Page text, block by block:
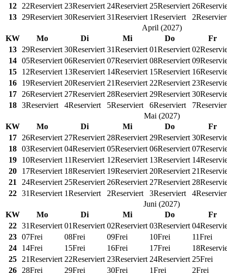
12
22Reserviert 23Reserviert 24Reserviert 25Reserviert 26
13
29Reserviert 30Reserviert 31Reserviert 1Reserviert 2
April (2027)
KW
Mo Di Mi Do
Fr
13
29Reserviert 30Reserviert 31Reserviert 01Reserviert 02
14 05Reserviert 06Reserviert 07Reserviert 08Reserviert 09
15
12Reserviert 13Reserviert 14Reserviert 15Reserviert 16
16
19Reserviert 20Reserviert 21Reserviert 22Reserviert 23
17
26Reserviert 27Reserviert 28Reserviert 29Reserviert 30
18 3Reserviert 4Reserviert 5Reserviert 6Reserviert 7
Mai (2027)
KW
Mo Di Mi Do
Fr
17
26Reserviert 27Reserviert 28Reserviert 29Reserviert 30
18 03Reserviert 04Reserviert 05Reserviert 06Reserviert 07
19
10Reserviert 11Reserviert 12Reserviert 13Reserviert 14
20
17Reserviert 18Reserviert 19Reserviert 20Reserviert 21
21
24Reserviert 25Reserviert 26Reserviert 27Reserviert 28
22 31Reserviert 1Reserviert 2Reserviert 3Reserviert 4
Juni (2027)
KW
Mo Di Mi Do
Fr
22 31Reserviert 01Reserviert 02Reserviert 03Reserviert 04
23 07Frei 08Frei 09Frei 10Frei 11Frei
24
14Frei 15Frei 16Frei 17Frei 18
25
21Reserviert 22Reserviert 23Reserviert 24Reserviert 25Frei
26
28Frei 29Frei 30Frei 1Frei 2Frei